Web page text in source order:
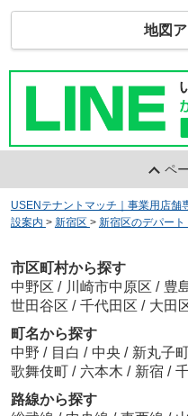
地図
ペ
USENテナントマッチ｜事業用店
設案内 > 新宿区 > 新宿区のデパート
市区町村から探す
中野区 / 川崎市中原区 / 豊
世田谷区 / 千代田区 / 大田
町名から探す
中野 / 目白 / 中央 / 新丸子
歌舞伎町 / 六本木 / 新宿 /
路線から探す